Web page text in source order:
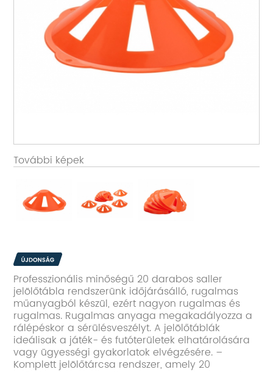
További képek
Professzionális minőségű 20 darabos saller
jelölőtábla rendszerünk időjárásálló, rugalmas
műanyagból készül, ezért nagyon rugalmas és
rugalmas. Rugalmas anyaga megakadályozza a
rálépéskor a sérülésveszélyt. A jelölőtáblák
ideálisak a játék- és futóterületek elhatárolására
vagy ügyességi gyakorlatok elvégzésére. –
Komplett jelölőtárcsa rendszer, amely 20